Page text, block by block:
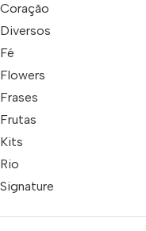
Coração
Diversos
Fé
Flowers
Frases
Frutas
Kits
Rio
Signature